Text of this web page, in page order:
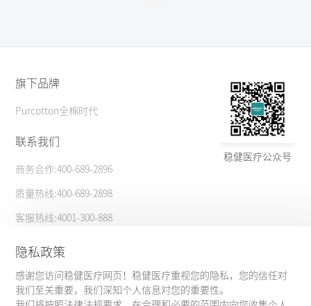
隐私政策
感谢您访问稳健医疗网页！稳健医疗重视您的隐私，您的信任对
我们至关重要，我们深知个人信息对您的重要性。
旗下品牌
Purcotton全棉时代
联系我们
商务合作:400-689-2896
质量热线:400-689-2898
客服热线:4001-300-888
更多信息
大客户合作 隐私政策
稳健医疗公众号